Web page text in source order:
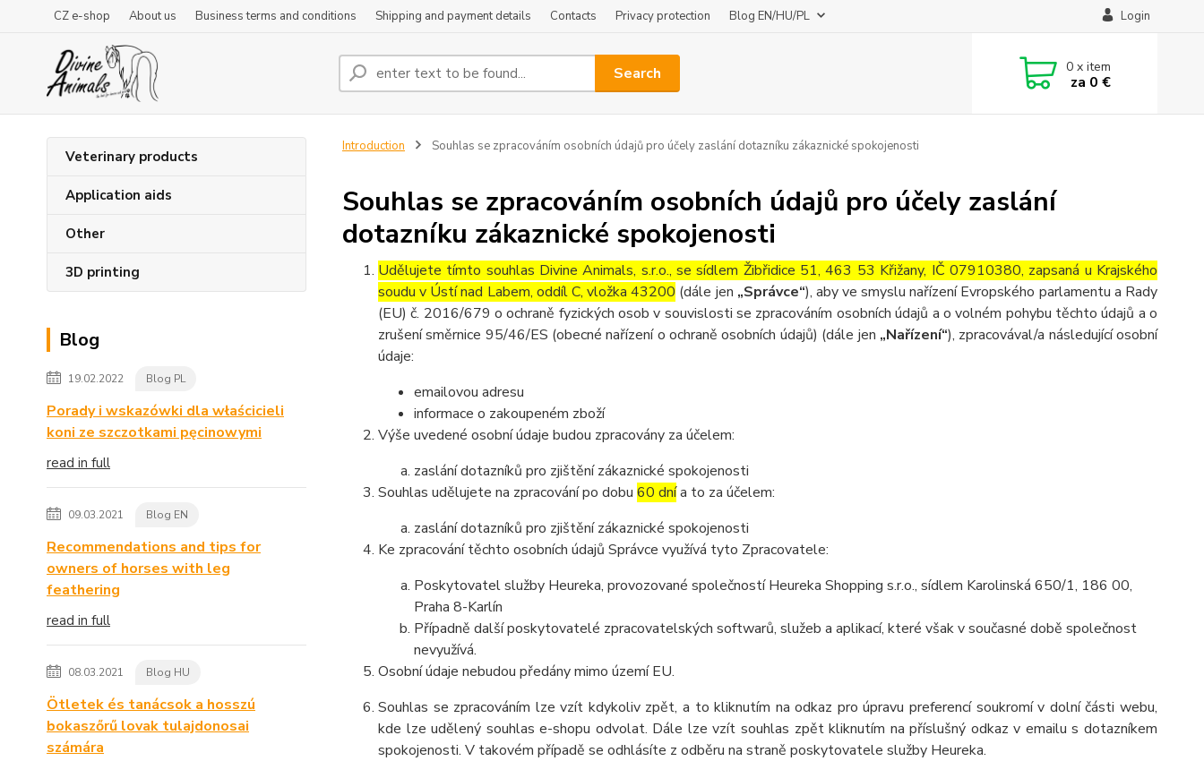
CZ e-shop About us Business terms and conditions Shipping and payment details Contacts Privacy protection Blog EN/HU/PL Login
Search 0 x item
za 0 €
Veterinary products
Application aids
Other
3D printing
Blog
19.02.2022 Blog PL
Porady i wskazówki dla właścicieli
koni ze szczotkami pęcinowymi
read in full
09.03.2021 Blog EN
Recommendations and tips for
owners of horses with leg
feathering
read in full
08.03.2021 Blog HU
Ötletek és tanácsok a hosszú
bokaszőrű lovak tulajdonosai
számára
Introduction Souhlas se zpracováním osobních údajů pro účely zaslání dotazníku zákaznické spokojenosti
Souhlas se zpracováním osobních údajů pro účely zaslání
dotazníku zákaznické spokojenosti
Udělujete tímto souhlas Divine Animals, s.r.o., se sídlem Žibřidice 51, 463 53 Křižany, IČ 07910380, zapsaná u Krajského
soudu v Ústí nad Labem, oddíl C, vložka 43200 (dále jen „Správce“), aby ve smyslu nařízení Evropského parlamentu a Rady
(EU) č. 2016/679 o ochraně fyzických osob v souvislosti se zpracováním osobních údajů a o volném pohybu těchto údajů a o
zrušení směrnice 95/46/ES (obecné nařízení o ochraně osobních údajů) (dále jen „Nařízení“), zpracovával/a následující osobní
údaje:
emailovou adresu
informace o zakoupeném zboží
Výše uvedené osobní údaje budou zpracovány za účelem:
zaslání dotazníků pro zjištění zákaznické spokojenosti
Souhlas udělujete na zpracování po dobu 60 dnía to za účelem:
zaslání dotazníků pro zjištění zákaznické spokojenosti
Ke zpracování těchto osobních údajů Správce využívá tyto Zpracovatele:
Poskytovatel služby Heureka, provozované společností Heureka Shopping s.r.o., sídlem Karolinská 650/1, 186 00,
Praha 8-Karlín
Případně další poskytovatelé zpracovatelských softwarů, služeb a aplikací, které však v současné době společnost
nevyužívá.
Osobní údaje nebudou předány mimo území EU.
Souhlas se zpracováním lze vzít kdykoliv zpět, a to kliknutím na odkaz pro úpravu preferencí soukromí v dolní části webu,
kde lze udělený souhlas e-shopu odvolat. Dále lze vzít souhlas zpět kliknutím na příslušný odkaz v emailu s dotazníkem
spokojenosti. V takovém případě se odhlásíte z odběru na straně poskytovatele služby Heureka.